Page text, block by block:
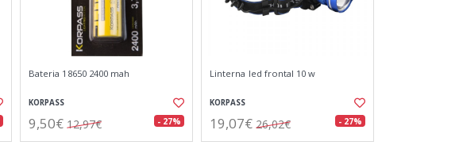
Bateria 18650 2400 mah
KORPASS
9,50€ 12,97€ - 27%
Linterna led frontal 10 w
KORPASS
19,07€ 26,02€ - 27%